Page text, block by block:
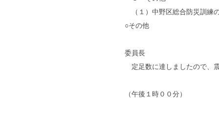
（１）中野区総合防災訓練
○その他
委員長
定足数に達しましたので、
（午後１時００分）